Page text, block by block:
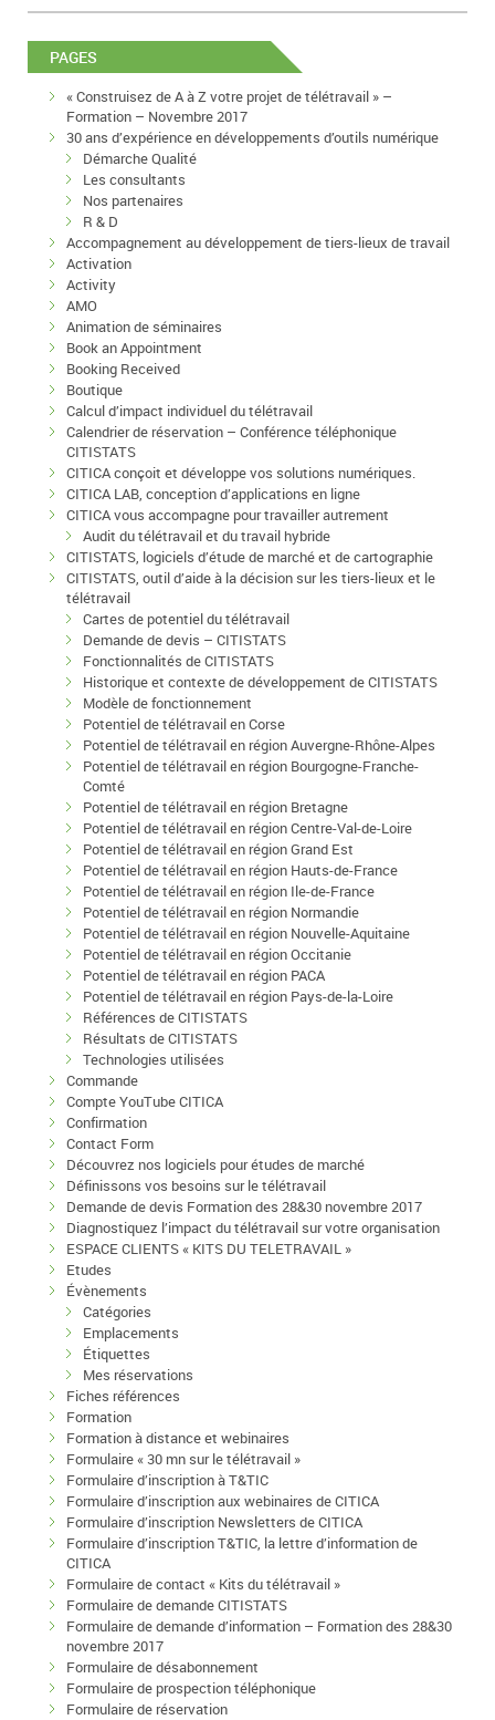
PAGES
« Construisez de A à Z votre projet de télétravail » –
Formation – Novembre 2017
30 ans d’expérience en développements d’outils numérique
Démarche Qualité
Les consultants
Nos partenaires
R & D
Accompagnement au développement de tiers-lieux de travail
Activation
Activity
AMO
Animation de séminaires
Book an Appointment
Booking Received
Boutique
Calcul d’impact individuel du télétravail
Calendrier de réservation – Conférence téléphonique
CITISTATS
CITICA conçoit et développe vos solutions numériques.
CITICA LAB, conception d’applications en ligne
CITICA vous accompagne pour travailler autrement
Audit du télétravail et du travail hybride
CITISTATS, logiciels d’étude de marché et de cartographie
CITISTATS, outil d’aide à la décision sur les tiers-lieux et le
télétravail
Cartes de potentiel du télétravail
Demande de devis – CITISTATS
Fonctionnalités de CITISTATS
Historique et contexte de développement de CITISTATS
Modèle de fonctionnement
Potentiel de télétravail en Corse
Potentiel de télétravail en région Auvergne-Rhône-Alpes
Potentiel de télétravail en région Bourgogne-Franche-
Comté
Potentiel de télétravail en région Bretagne
Potentiel de télétravail en région Centre-Val-de-Loire
Potentiel de télétravail en région Grand Est
Potentiel de télétravail en région Hauts-de-France
Potentiel de télétravail en région Ile-de-France
Potentiel de télétravail en région Normandie
Potentiel de télétravail en région Nouvelle-Aquitaine
Potentiel de télétravail en région Occitanie
Potentiel de télétravail en région PACA
Potentiel de télétravail en région Pays-de-la-Loire
Références de CITISTATS
Résultats de CITISTATS
Technologies utilisées
Commande
Compte YouTube CITICA
Confirmation
Contact Form
Découvrez nos logiciels pour études de marché
Définissons vos besoins sur le télétravail
Demande de devis Formation des 28&30 novembre 2017
Diagnostiquez l’impact du télétravail sur votre organisation
ESPACE CLIENTS « KITS DU TELETRAVAIL »
Etudes
Évènements
Catégories
Emplacements
Étiquettes
Mes réservations
Fiches références
Formation
Formation à distance et webinaires
Formulaire « 30 mn sur le télétravail »
Formulaire d’inscription à T&TIC
Formulaire d’inscription aux webinaires de CITICA
Formulaire d’inscription Newsletters de CITICA
Formulaire d’inscription T&TIC, la lettre d’information de
CITICA
Formulaire de contact « Kits du télétravail »
Formulaire de demande CITISTATS
Formulaire de demande d’information – Formation des 28&30
novembre 2017
Formulaire de désabonnement
Formulaire de prospection téléphonique
Formulaire de réservation